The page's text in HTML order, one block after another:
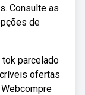
Consulte as
de
parcelado
ofertas